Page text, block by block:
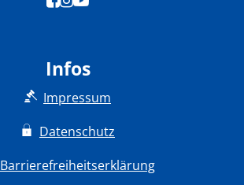
Infos
Impressum
Datenschutz
Barrierefreiheitserklärung